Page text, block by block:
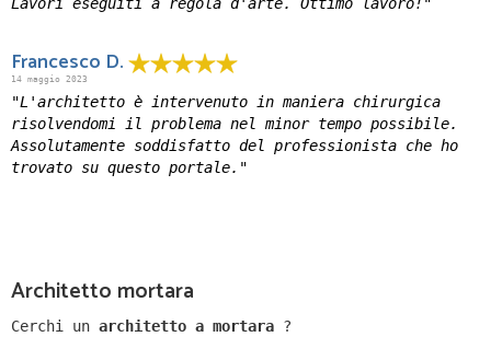
Lavori eseguiti a regola d'arte. Ottimo lavoro!"
Francesco D.
14 maggio 2023
"L'architetto è intervenuto in maniera chirurgica
risolvendomi il problema nel minor tempo possibile.
Assolutamente soddisfatto del professionista che ho
trovato su questo portale."
Architetto mortara
Cerchi un architetto a mortara ?